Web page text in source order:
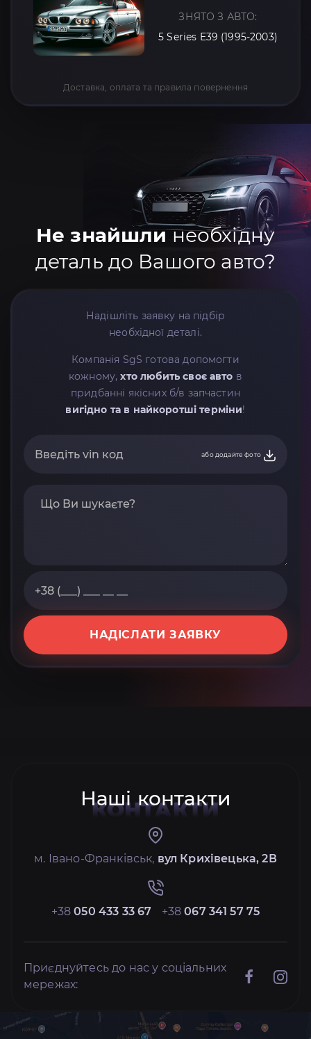
ЗНЯТО З АВТО:
5 Series E39 (1995-2003)
Доставка, оплата та правила повернення
Не знайшлинеобхідну
деталь до Вашого авто?
Надішліть заявку на підбір
необхідної деталі.
Компанія SgS готова допомогти
кожному,хто любить своє авто в
придбанні якісних б/в запчастин
вигідно та в найкоротші терміни!
або додайте фото
НАДІСЛАТИ ЗАЯВКУ
Наші контакти
КОНТАКТИ
м. Івано-Франківськ, вул Крихівецька, 2В
+38050 433 33 67 +38067 341 57 75
Приєднуйтесь до нас у соціальних
мережах: